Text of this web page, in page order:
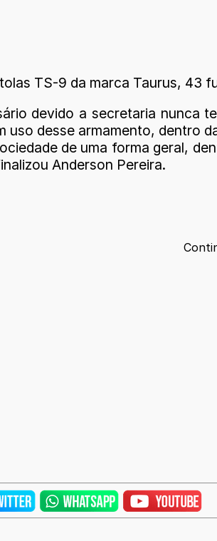
TS-9 da marca Taurus, 43
devido a secretaria nunca
uso desse armamento, dentro
de uma forma geral,
Anderson Pereira.